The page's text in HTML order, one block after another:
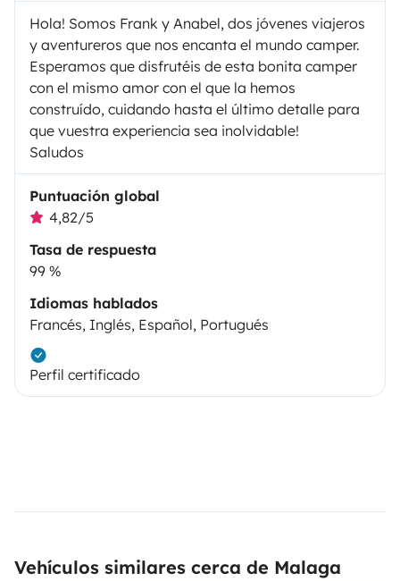
Hola! Somos Frank y Anabel, dos jóvenes viajeros
y aventureros que nos encanta el mundo camper.
Esperamos que disfrutéis de esta bonita camper
con el mismo amor con el que la hemos
construído, cuidando hasta el último detalle para
que vuestra experiencia sea inolvidable!
Saludos
Puntuación global
4,82/5
Tasa de respuesta
99 %
Idiomas hablados
Francés, Inglés, Español, Portugués
Perfil certificado
Vehículos similares cerca de Malaga